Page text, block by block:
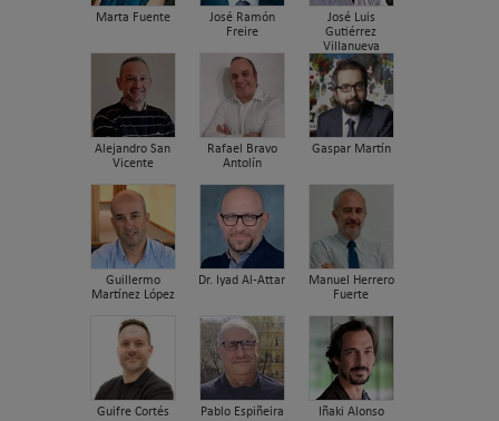
Marta Fuente
José Ramón
Freire
José Luis
Gutiérrez
Villanueva
Alejandro San
Vicente
Rafael Bravo
Antolín
Gaspar Martín
Guillermo
Martínez López
Dr. Iyad Al-Attar
Manuel Herrero
Fuerte
Guifre Cortés Pablo Espiñeira Iñaki Alonso